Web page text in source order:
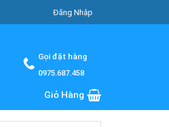
Đăng Nhập
Gọi đặt hàng
0975.687.458
Giỏ Hàng